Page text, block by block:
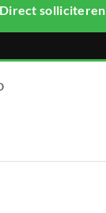
solliciteren